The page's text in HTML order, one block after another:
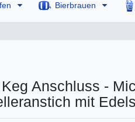
Bierbrauen
Anschluss -
mit